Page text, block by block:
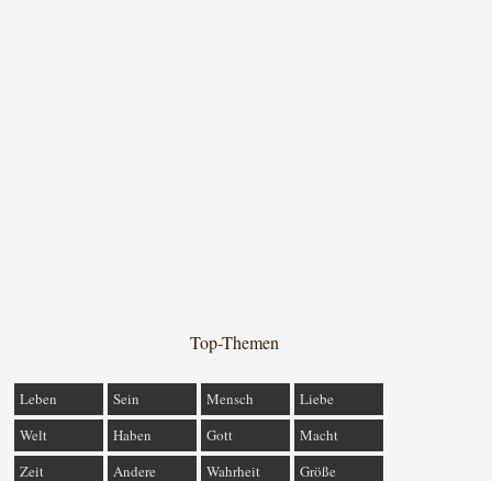
Top-Themen
Leben Sein Mensch
Liebe
Welt
Haben Gott
Macht
Zeit
Andere Wahrheit Größe